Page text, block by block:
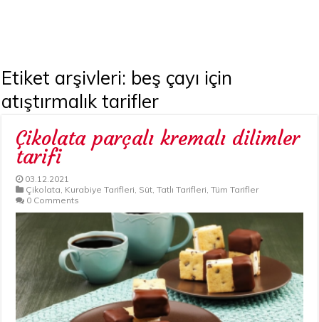
Etiket arşivleri: beş çayı için
atıştırmalık tarifler
Çikolata parçalı kremalı dilimler
tarifi
03.12.2021
Çikolata, Kurabiye Tarifleri, Süt,Tatlı Tarifleri,Tüm Tarifler
0 Comments